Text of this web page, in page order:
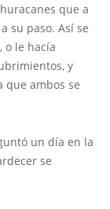
que a
su paso. Así se
o le hacía
y
que ambos se
un día en la
se